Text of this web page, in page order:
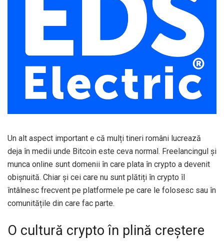
Un alt aspect important e că mulți tineri români lucrează
deja în medii unde Bitcoin este ceva normal. Freelancingul și
munca online sunt domenii în care plata în crypto a devenit
obișnuită. Chiar și cei care nu sunt plătiți în crypto îl
întâlnesc frecvent pe platformele pe care le folosesc sau în
comunitățile din care fac parte.
O cultură crypto în plină creștere